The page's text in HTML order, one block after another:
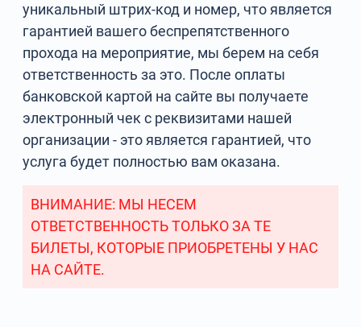
уникальный штрих-код и номер, что является
гарантией вашего беспрепятственного
прохода на мероприятие, мы берем на себя
ответственность за это. После оплаты
банковской картой на сайте вы получаете
электронный чек с реквизитами нашей
организации - это является гарантией, что
услуга будет полностью вам оказана.
ВНИМАНИЕ: МЫ НЕСЕМ
ОТВЕТСТВЕННОСТЬ ТОЛЬКО ЗА ТЕ
БИЛЕТЫ, КОТОРЫЕ ПРИОБРЕТЕНЫ У НАС
НА САЙТЕ.